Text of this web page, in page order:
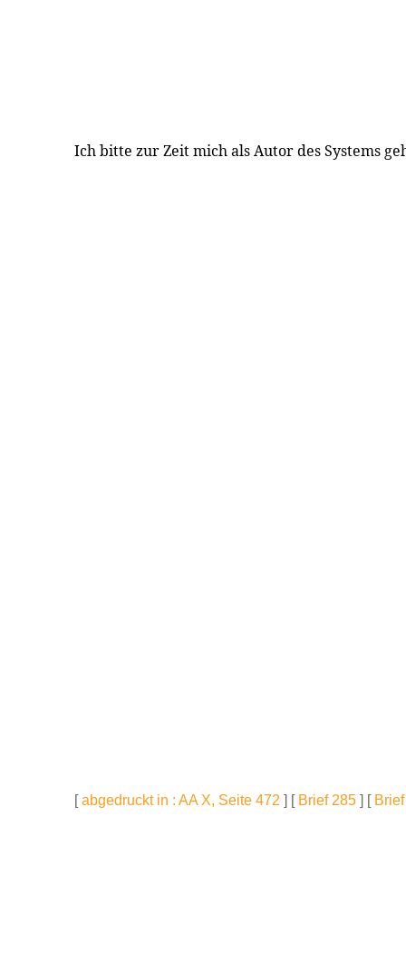
Ich bitte zur Zeit mich als Autor des Systems
[abgedruckt in : AA X, Seite 472 ] [ Brief 285 ] [